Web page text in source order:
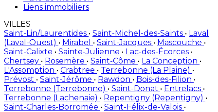
Liens immobiliers
VILLES
Saint-Lin/Laurentides • Saint-Michel-des-Saints • Laval
(Laval-Ouest) • Mirabel • Saint-Jacques • Mascouche •
Saint-Calixte • Sainte-Julienne • Lac-des-Écorces •
Chertsey • Rosemère • Saint-Côme • La Conception •
L'Assomption • Crabtree • Terrebonne (La Plaine) •
Prévost • Saint-Jérôme • Rawdon • Bois-des-Filion •
Terrebonne (Terrebonne) • Saint-Donat • Entrelacs •
Terrebonne (Lachenaie) • Repentigny (Repentigny) •
Saint-Charles-Borromée • Saint-Félix-de-Valois •